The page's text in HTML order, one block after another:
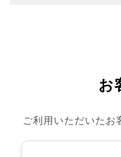
お
ご利用いただいたお